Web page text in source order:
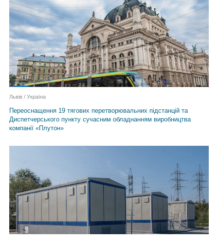
Переоснащення 19 тягових перетворювальних підстанцій та
Диспетчерського пункту сучасним обладнанням виробництва
компанії «Плутон»
Львів / Україна